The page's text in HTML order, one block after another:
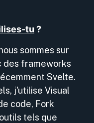
tu ?
sommes sur
des frameworks
Svelte.
j'utilise Visual
code, Fork
tels que